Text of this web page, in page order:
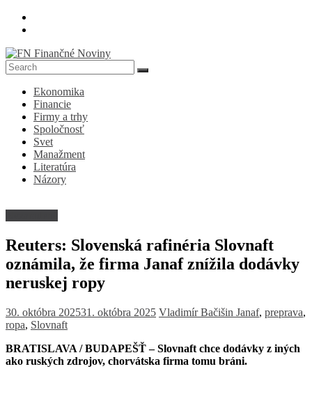
Skip
FN
Finančné
Noviny
Denník
ekonomike
spoločnosti
Ekonomika
Financie
Firmy a trhy
Spoločnosť
Svet
Manažment
Literatúra
Názory
Reuters: Slovenská rafinéria Slovnaft
oznámila, že firma Janaf znížila dodávky
neruskej ropy
30. októbra 202531. októbra 2025 Vladimír Bačišin Janaf, preprava,
ropa, Slovnaft
BRATISLAVA / BUDAPEŠŤ – Slovnaft chce dodávky z iných
ako ruských zdrojov, chorvátska firma tomu bráni.